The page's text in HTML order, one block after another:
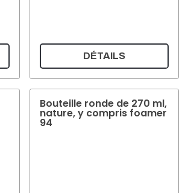
DÉTAILS
Bouteille ronde de 270 ml,
nature, y compris foamer
94